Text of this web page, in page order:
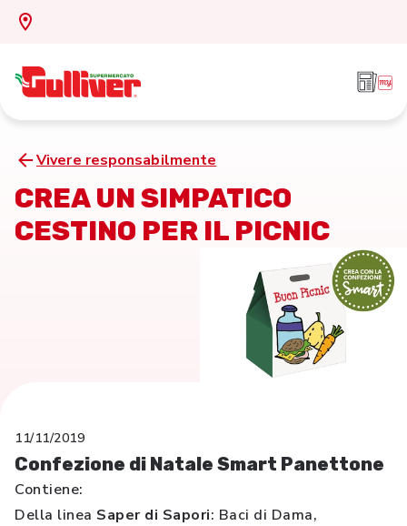
Vivere responsabilmente
CREA UN SIMPATICO
CESTINO PER IL PICNIC
11/11/2019
Confezione di Natale Smart Panettone
Contiene:
Della linea Saper di Sapori: Baci di Dama,